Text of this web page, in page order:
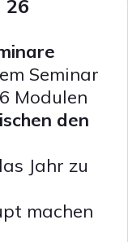
26
Seminar
Modulen
den
Jahr zu
machen